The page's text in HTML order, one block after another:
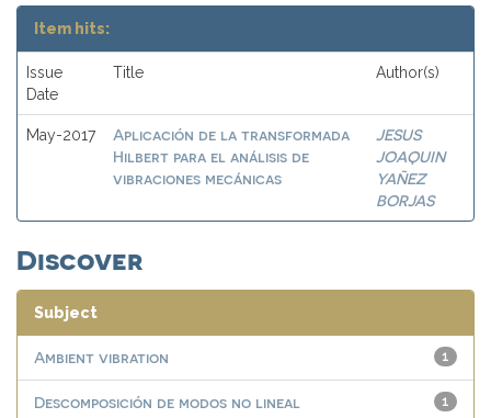
Item hits:
Issue
Date
Title Author(s)
May-2017
Aplicación de la transformada
Hilbert para el análisis de
vibraciones mecánicas
JESUS
JOAQUIN
YAÑEZ
BORJAS
Discover
Subject
1
Ambient vibration
1
Descomposición de modos no lineal